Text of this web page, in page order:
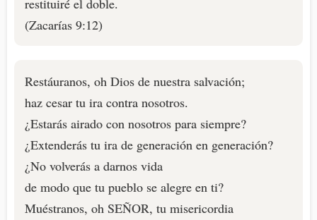
restituiré el doble.
(Zacarías 9:12)
Restáuranos, oh Dios de nuestra salvación;
haz cesar tu ira contra nosotros.
¿Estarás airado con nosotros para siempre?
¿Extenderás tu ira de generación en generación?
¿No volverás a darnos vida
de modo que tu pueblo se alegre en ti?
Muéstranos, oh SEÑOR, tu misericordia